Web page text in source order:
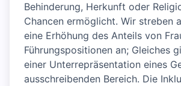
Behinderung, Herkunft oder
Chancen ermöglicht. Wir streben
eine Erhöhung des Anteils von
Führungspositionen an; Gleiches
einer Unterrepräsentation eines
ausschreibenden Bereich. Die